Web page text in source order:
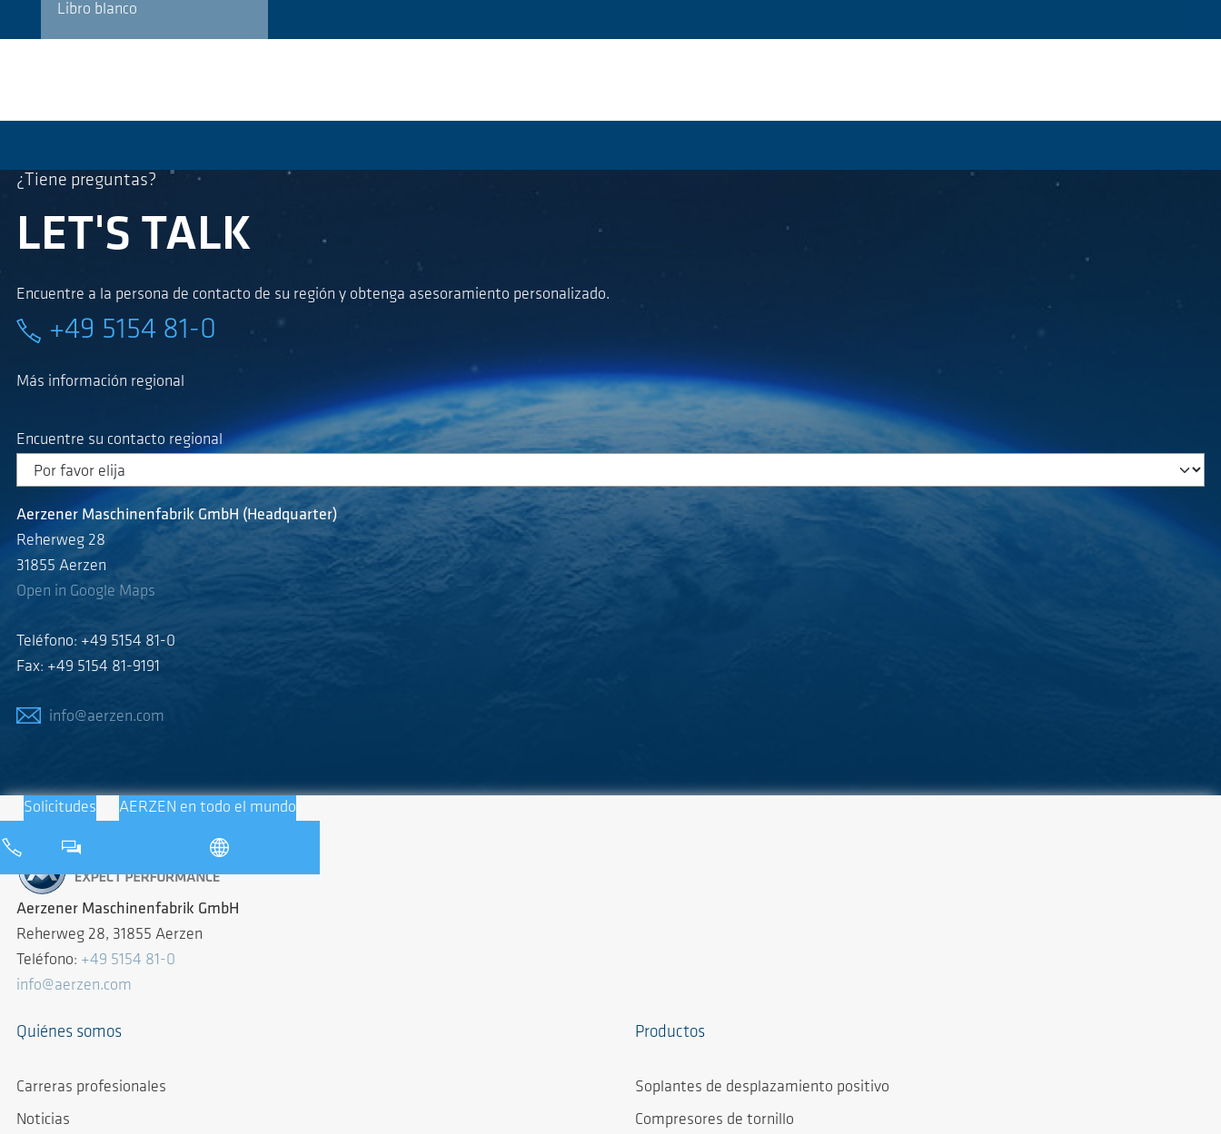
Libro blanco
¿Tiene preguntas?
LET'S TALK
Encuentre a la persona de contacto de su región y obtenga asesoramiento personalizado.
+49 5154 81-0
Más información regional
Encuentre su contacto regional
Aerzener Maschinenfabrik GmbH (Headquarter)
Reherweg 28
31855 Aerzen
Open in Google Maps
Teléfono: +49 5154 81-0
Fax: +49 5154 81-9191
info@aerzen.com
Solicitudes AERZEN en todo el mundo
Aerzener Maschinenfabrik GmbH
Reherweg 28, 31855 Aerzen
Teléfono: +49 5154 81-0
info@aerzen.com
Quiénes somos
Carreras profesionales
Noticias
Productos
Soplantes de desplazamiento positivo
Compresores de tornillo